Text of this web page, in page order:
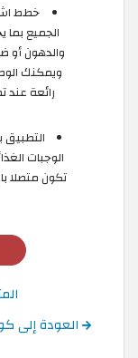
الجميع
والدهون أو
ويمكنك
التطبيق
الوجبات
تكون متصلا